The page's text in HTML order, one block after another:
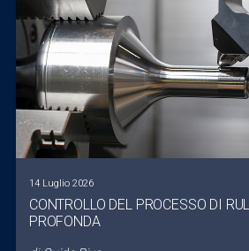
14 Luglio 2026
CONTROLLO DEL PROCESSO DI
PROFONDA